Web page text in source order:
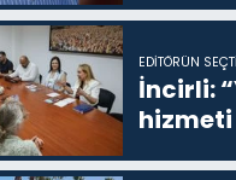
EDITÖRÜN
İncirli:
hizmeti